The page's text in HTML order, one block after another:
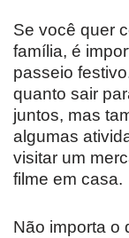
Se você quer
família, é
passeio
quanto sair
juntos, mas
algumas
visitar um
filme em casa.
Não importa o